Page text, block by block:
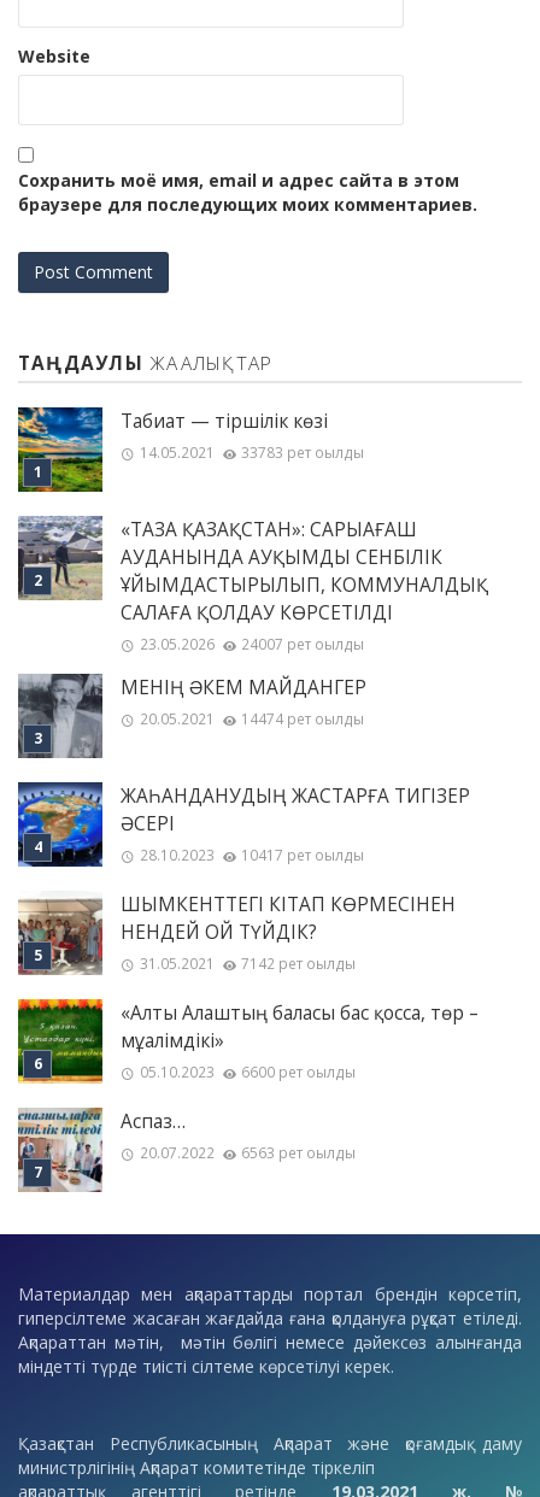
Website
Сохранить моё имя, email и адрес сайта в этом
браузере для последующих моих комментариев.
ТАҢДАУЛЫ ЖАҢАЛЫҚТАР
Табиғат — тіршілік көзі
14.05.2021 33783 рет оқылды
«ТАЗА ҚАЗАҚСТАН»: САРЫАҒАШ
АУДАНЫНДА АУҚЫМДЫ СЕНБІЛІК
ҰЙЫМДАСТЫРЫЛЫП, КОММУНАЛДЫҚ
САЛАҒА ҚОЛДАУ КӨРСЕТІЛДІ
23.05.2026 24007 рет оқылды
МЕНІҢ ƏКЕМ МАЙДАНГЕР
20.05.2021 14474 рет оқылды
ЖАҺАНДАНУДЫҢ ЖАСТАРҒА ТИГІЗЕР
ӘСЕРІ
28.10.2023 10417 рет оқылды
ШЫМКЕНТТЕГІ КІТАП КӨРМЕСІНЕН
НЕНДЕЙ ОЙ ТҮЙДІК?
31.05.2021 7142 рет оқылды
«Алты Алаштың баласы бас қосса, төр –
мұғалімдікі»
05.10.2023 6600 рет оқылды
Аспаз…
20.07.2022 6563 рет оқылды
Материалдар мен ақпараттарды портал брендін көрсетіп,
гиперсілтеме жасаған жағдайда ғана қолдануға рұқсат етіледі.
Ақпараттан мәтін, мәтін бөлігі немесе дәйексөз алынғанда
міндетті түрде тиісті сілтеме көрсетілуі керек.
Қазақстан Республикасының Ақпарат және қоғамдық даму
министрлігінің Ақпарат комитетінде тіркеліп
ақпараттық агенттігі ретінде 19.03.2021 ж. №